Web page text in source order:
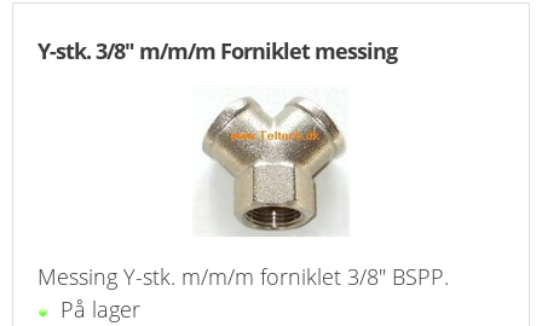
KUNDECENTER
LOG UD
Y-stk. 3/8" m/m/m Forniklet messing
Messing Y-stk. m/m/m forniklet 3/8" BSPP.
På lager